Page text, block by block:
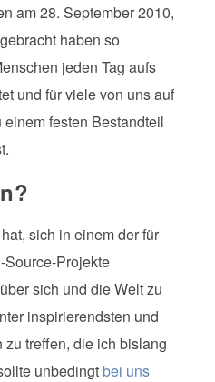
am 28. September 2010,
haben so
jeden Tag aufs
und für viele von uns auf
festen Bestandteil
sich in einem der für
Source-Projekte
sich und die Welt zu
inspirierendsten und
treffen, die ich bislang
unbedingt bei uns